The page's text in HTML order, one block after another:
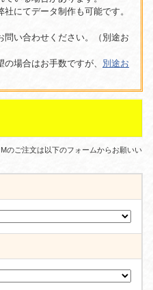
にてデータ制作も可能です。
問い合わせください。（別途お
場合はお手数ですが、 別途お
ご注文は以下のフォームからお願いい